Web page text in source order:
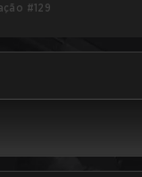
#129